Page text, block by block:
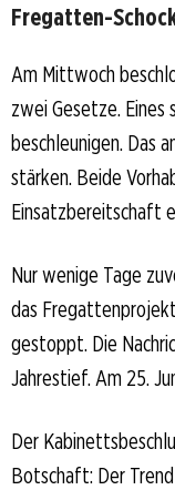
Fregatten-
Am Mittwoch
zwei Gesetze.
beschleunigen. Das
stärken. Beide
Einsatzbereitschaft
Nur wenige Tage
das
gestoppt. Die
Jahrestief. Am 25.
Der
Botschaft: Der